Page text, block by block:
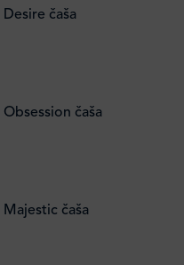
Desire čaša
Obsession čaša
Majestic čaša